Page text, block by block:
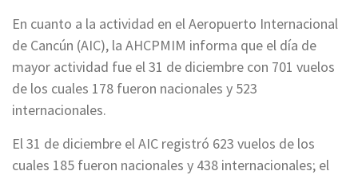
En cuanto a la actividad en el Aeropuerto Internacional
de Cancún (AIC), la AHCPMIM informa que el día de
mayor actividad fue el 31 de diciembre con 701 vuelos
de los cuales 178 fueron nacionales y 523
internacionales.
El 31 de diciembre el AIC registró 623 vuelos de los
cuales 185 fueron nacionales y 438 internacionales; el